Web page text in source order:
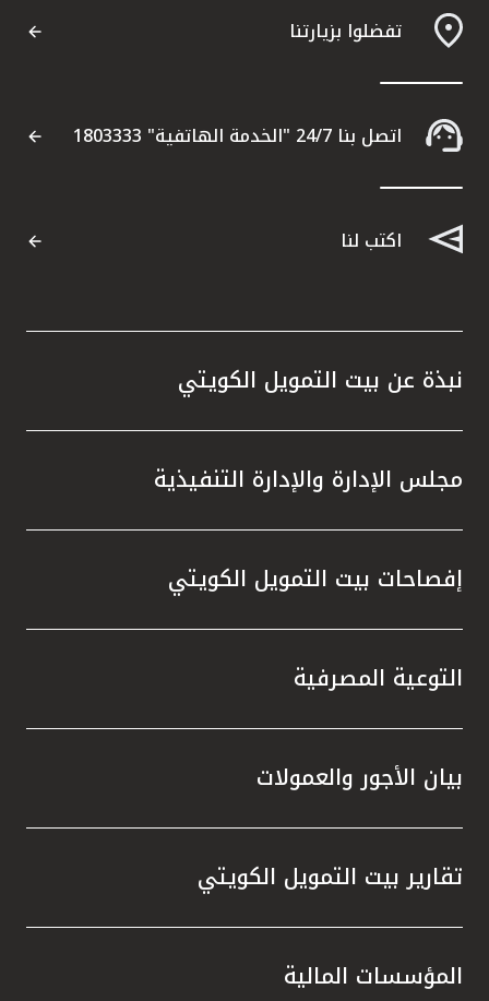
تفضلوا بزيارتنا
اتصل بنا 24/7 "الخدمة الهاتفية" 1803333
اكتب لنا
نبذة عن بيت التمويل الكويتي
مجلس الإدارة والإدارة التنفيذية
إفصاحات بيت التمويل الكويتي
التوعية المصرفية
بيان الأجور والعمولات
تقارير بيت التمويل الكويتي
المؤسسات المالية